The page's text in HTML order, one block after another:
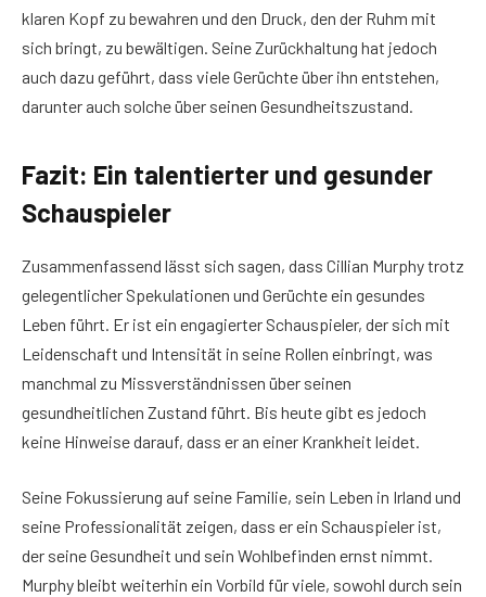
klaren Kopf zu bewahren und den Druck, den der Ruhm mit
sich bringt, zu bewältigen. Seine Zurückhaltung hat jedoch
auch dazu geführt, dass viele Gerüchte über ihn entstehen,
darunter auch solche über seinen Gesundheitszustand.
Fazit: Ein talentierter und gesunder
Schauspieler
Zusammenfassend lässt sich sagen, dass Cillian Murphy trotz
gelegentlicher Spekulationen und Gerüchte ein gesundes
Leben führt. Er ist ein engagierter Schauspieler, der sich mit
Leidenschaft und Intensität in seine Rollen einbringt, was
manchmal zu Missverständnissen über seinen
gesundheitlichen Zustand führt. Bis heute gibt es jedoch
keine Hinweise darauf, dass er an einer Krankheit leidet.
Seine Fokussierung auf seine Familie, sein Leben in Irland und
seine Professionalität zeigen, dass er ein Schauspieler ist,
der seine Gesundheit und sein Wohlbefinden ernst nimmt.
Murphy bleibt weiterhin ein Vorbild für viele, sowohl durch sein